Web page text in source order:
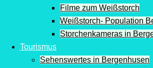
Filme zum Weißstorch
Weißstorch- Population
Storchenkameras in
Tourismus
Sehenswertes in Bergenhusen